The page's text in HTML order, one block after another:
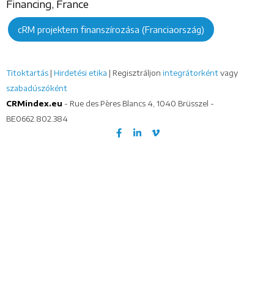
Financing, France
cRM projektem finanszírozása (Franciaország)
Titoktartás | Hirdetési etika | Regisztráljon integrátorként vagy
szabadúszóként
CRMindex.eu - Rue des Pères Blancs 4, 1040 Brüsszel -
BE0662.802.384